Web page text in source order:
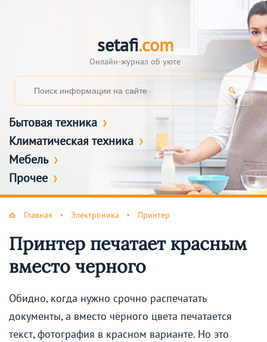
setafi.com
Онлайн-журнал об уюте
Бытовая техника
Климатическая техника
Мебель
Прочее
Главная Электроника Принтер
Принтер печатает красным
вместо черного
Обидно, когда нужно срочно распечатать
документы, а вместо чёрного цвета печатается
текст, фотография в красном варианте. Но это